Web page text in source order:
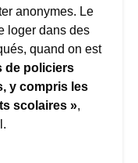
anonymes. Le
loger dans des
quand on est
de policiers
y compris les
scolaires »,